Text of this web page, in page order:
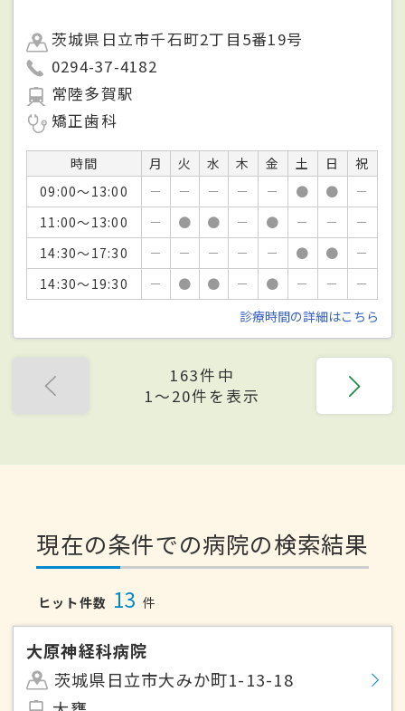
茨城県日立市千石町2丁目5番19号
0294-37-4182
常陸多賀駅
矯正歯科
時間 月 火 水 木 金 土 日
祝
09:00～13:00
－ － － － － ● ●
－
11:00～13:00
－ ● ● － ● － －
－
14:30～17:30
－ － － － － ● ●
－
14:30～19:30
－ ● ● － ● － －
－
診療時間の詳細はこちら
163件中
1〜20件を表示
現在の条件での病院の検索結果
ヒット件数 13 件
大原神経科病院
茨城県日立市大みか町1-13-18